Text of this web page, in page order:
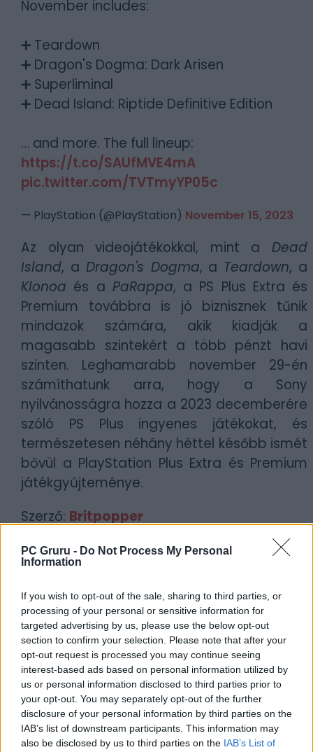
PC Gruru - Do Not Process My Personal
Information
If you wish to opt-out of the sale, sharing to third parties, or
processing of your personal or sensitive information for
targeted advertising by us, please use the below opt-out
section to confirm your selection. Please note that after your
opt-out request is processed you may continue seeing
interest-based ads based on personal information utilized by
us or personal information disclosed to third parties prior to
your opt-out. You may separately opt-out of the further
disclosure of your personal information by third parties on the
IAB’s list of downstream participants. This information may
also be disclosed by us to third parties on the IAB’s List of
November includes:
➕ Teardown
➕ Dragon's Dogma: Dark Arisen
➕ Superliminal
➕ Dead Island: Riptide Definitive Edition
… and more. The full lineup:
https://t.co/SAUfMVE4mA
pic.twitter.com/TVTmyYP05c
— PlayStation (@PlayStation) November 15, 2023
Az olyan videojátékokkal, mint a Dead
Island, a Dragon's Dogma, a Teardown, a
Klonoa és a PaRappa, a PS Plus Extra és
Premium továbbra is jó biznisznek tűnik
mindazok számára, akik kiadják a
magasabb szintekért a több pénzt havi
szinten. Leghamarabb november 29-én
számíthatunk arra, hogy a Sony
nyilvánosságra hozza a 2023 decemberére
szóló PS Plus ingyenes játékokat, és
természetesen néhány héttel később ismét
bővül a PlayStation Plus Extra és Premium
játékgyűjteménye.
Szerző: Britpopper
Guru tartalmairól véletlenül se maradj le
a Google-ben.
KAPCSOLÓDÓ HÍREK
Több mint 15 címmel bővül a PS Plus
játékkollekciója a jövő héten
A rombolásé a főszerep a novemberi PS
Plus Extra egyik új érkezőjében